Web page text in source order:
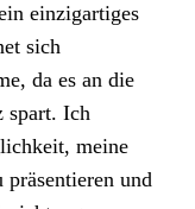
einzigartiges
sich
da es an die
spart. Ich
meine
und